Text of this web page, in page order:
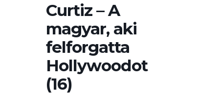
Curtiz – A
magyar, aki
felforgatta
Hollywoodot
(16)